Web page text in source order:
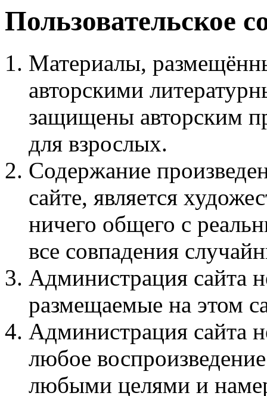
Пользовательское
Материалы,
авторскими
защищены авторским
для взрослых.
Содержание
сайте, является
ничего общего с
все совпадения
Администрация сайта
размещаемые на этом
Администрация сайта
любое
любыми целями и